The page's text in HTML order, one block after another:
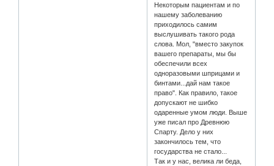
Некоторым пациентам и по
нашему заболеванию
приходилось самим
выслушивать такого рода
слова. Мол, "вместо закупок
вашего препараты, мы бы
обеспечили всех
одноразовыми шприцами и
бинтами...дай нам такое
право". Как правило, такое
допускают не шибко
одаренные умом люди. Выше
уже писал про Древнюю
Спарту. Дело у них
закончилось тем, что
государства не стало...
Так и у нас, велика ли беда,